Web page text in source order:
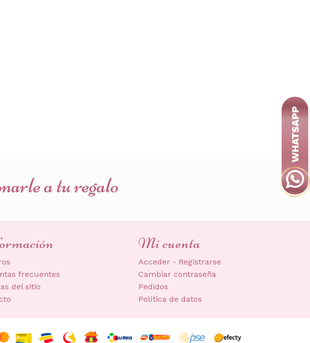
a tu regalo
frecuentes
del sitio
Mi cuenta
Acceder - Registrarse
Cambiar contraseña
Pedidos
Política de datos